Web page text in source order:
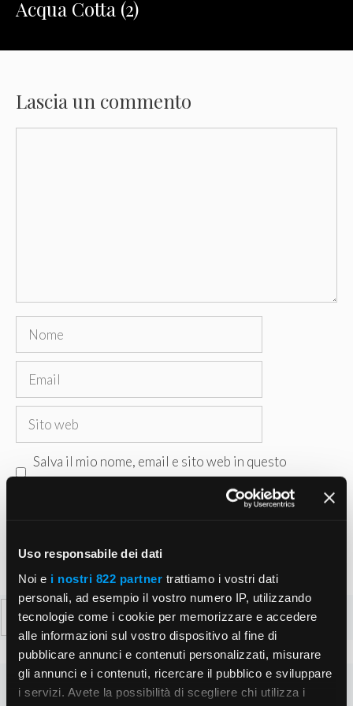
Uso responsabile dei dati
Noi e i nostri 822 partner trattiamo i vostri dati
personali, ad esempio il vostro numero IP, utilizzando
tecnologie come i cookie per memorizzare e accedere
alle informazioni sul vostro dispositivo al fine di
pubblicare annunci e contenuti personalizzati, misurare
gli annunci e i contenuti, ricercare il pubblico e sviluppare
i servizi. Avete la possibilità di scegliere chi utilizza i
Acqua Cotta (2)
Lascia un commento
Nome
Email
Sito
Salva il mio nome, email e sito web in questo
Ricerca
per: